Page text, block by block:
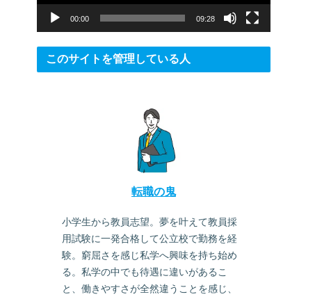
00:00 09:28
このサイトを管理している人
転職の鬼
小学生から教員志望。夢を叶えて教員採
用試験に一発合格して公立校で勤務を経
験。窮屈さを感じ私学へ興味を持ち始め
る。私学の中でも待遇に違いがあるこ
と、働きやすさが全然違うことを感じ、